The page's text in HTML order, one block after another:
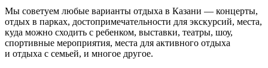
Мы советуем любые варианты отдыха в Казани — концерты,
отдых в парках, достопримечательности для экскурсий, места,
куда можно сходить с ребенком, выставки, театры, шоу,
спортивные мероприятия, места для активного отдыха
и отдыха с семьей, и многое другое.